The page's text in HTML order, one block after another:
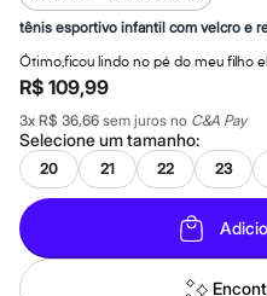
Até 20% off
Até 40% off
Até 60% off
A partir de 60% off
Feminino
Em alta
Inverno
Alfaiataria
Novidades
Roupas
Blusas e Camisetas
Básicos
Calças
tênis esportivo infantil com velcro e
Ótimo,ficou lindo no pé do meu filho
R$ 109,99
3x R$ 36,66 sem juros no C&A Pay
Selecione umtamanho:
20 21 22 23